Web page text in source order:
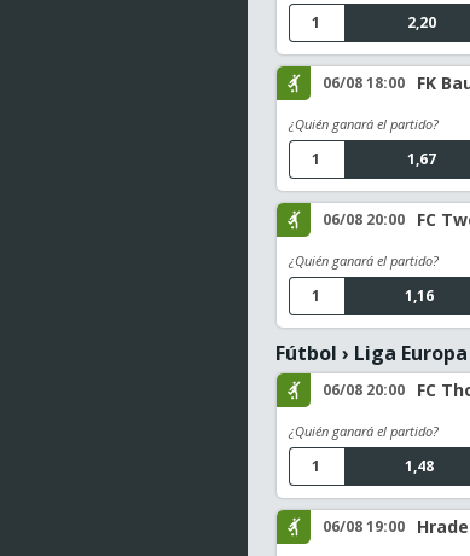
2,20
1
06/08 18:00 FK
¿Quién ganará el partido?
1,67
1
06/08 20:00 FC
¿Quién ganará el partido?
1,16
1
Fútbol › Liga Europa
06/08 20:00 FC
¿Quién ganará el partido?
1,48
1
06/08 19:00